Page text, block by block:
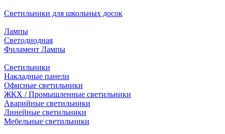
Светильники для школьных досок
Лампы
Светодиодная
Филамент Лампы
Светильники
Накладные панели
Офисные светильники
ЖКХ / Промышленные светильники
Аварийные светильники
Линейные светильники
Мебельные светильники